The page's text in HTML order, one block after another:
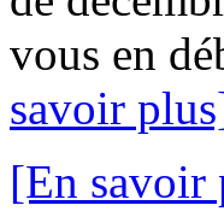
vous en
savoir
[En savoir